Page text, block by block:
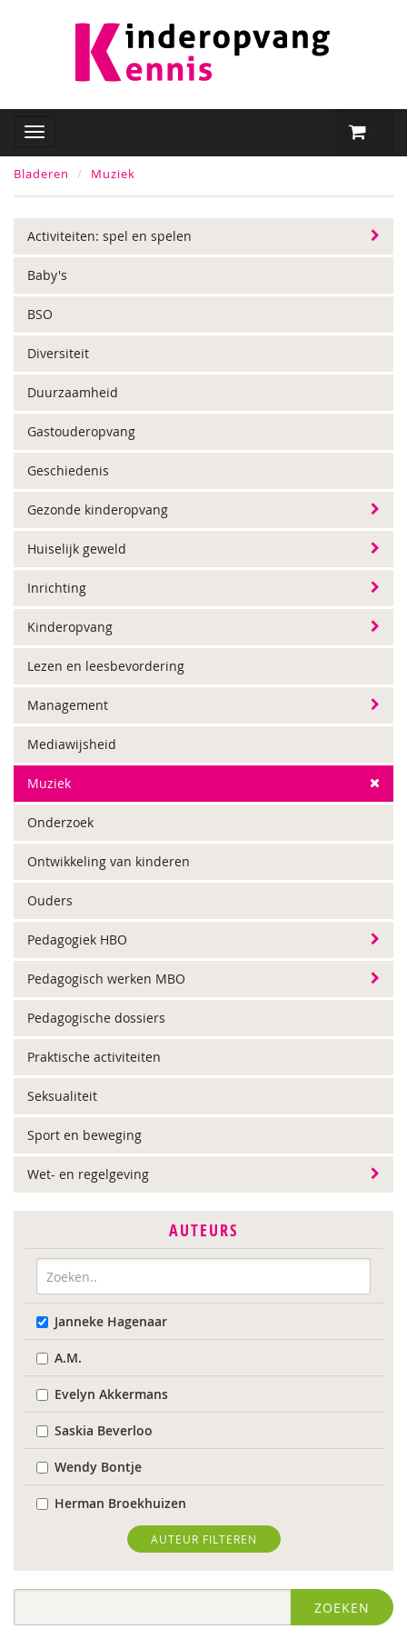
Bladeren Muziek
Activiteiten: spel en spelen
Baby's
BSO
Diversiteit
Duurzaamheid
Gastouderopvang
Geschiedenis
Gezonde kinderopvang
Huiselijk geweld
Inrichting
Kinderopvang
Lezen en leesbevordering
Management
Mediawijsheid
Muziek
Onderzoek
Ontwikkeling van kinderen
Ouders
Pedagogiek HBO
Pedagogisch werken MBO
Pedagogische dossiers
Praktische activiteiten
Seksualiteit
Sport en beweging
Wet- en regelgeving
AUTEURS
Janneke Hagenaar
A.M.
Evelyn Akkermans
Saskia Beverloo
Wendy Bontje
Herman Broekhuizen
Marianne Busser
Marja van Delden
AUTEUR FILTEREN
ZOEKEN